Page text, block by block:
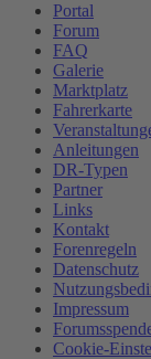
Portal
Forum
FAQ
Galerie
Marktplatz
Fahrerkarte
Anleitungen
DR-Typen
Partner
Links
Kontakt
Forenregeln
Datenschutz
Impressum
Cookie-